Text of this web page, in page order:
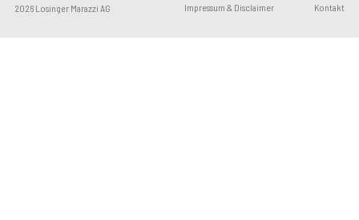
2026 Losinger Marazzi AG Impressum & Disclaimer Kontakt